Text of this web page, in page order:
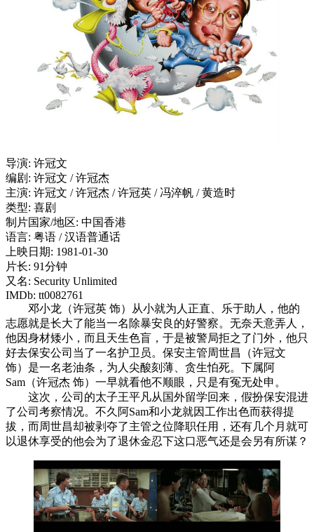
导演: 许冠文
编剧: 许冠文 / 许冠杰
主演: 许冠文 / 许冠杰 / 许冠英 / 冯淬帆 / 黄造时
类型: 喜剧
制片国家/地区: 中国香港
语言: 粤语 / 汉语普通话
上映日期: 1981-01-30
片长: 91分钟
又名: Security Unlimited
IMDb: tt0082761
邓小龙（许冠英 饰）从小就为人正直、乐于助人，他的
志愿就是长大了能当一名除暴安良的好警察。无奈天意弄人，
他因身材矮小，而且天生色盲，于是被警局拒之了门外，他只
好去保安公司当了一名护卫员。保安主管周世昌（许冠文
饰）是一名老油条，为人尖酸刻薄、贪生怕死。下属阿
Sam（许冠杰 饰）一早就看他不顺眼，只是有冤无处申。
这次，公司的太子王平凡从国外留学回来，假扮保安混进
了公司考察情况。不久阿Sam和小龙就因工作出色而获得提
拔，而周世昌却被剥夺了主管之位降职任用，还有几个月就可
以退休享受的他会为了退休金忍下这口恶气还是会另有所谋？